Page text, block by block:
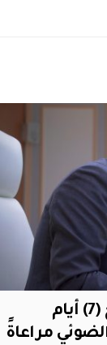
وزير الاتصالات يوجه بمنح (7) أيام
مراعاةً